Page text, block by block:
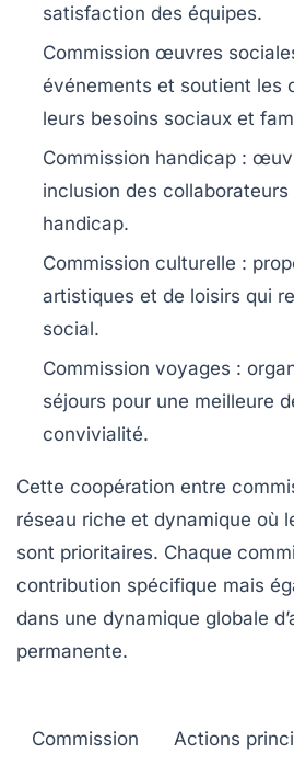
satisfaction des équipes.
Commission œuvres
événements et soutient les
leurs besoins sociaux et
Commission handicap :
inclusion des
handicap.
Commission culturelle :
artistiques et de loisirs qui
social.
Commission voyages :
séjours pour une meilleure
convivialité.
Cette coopération entre
réseau riche et dynamique où
sont prioritaires. Chaque
contribution spécifique mais
dans une dynamique globale
permanente.
Commission Actions